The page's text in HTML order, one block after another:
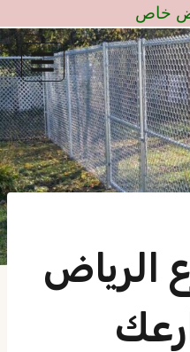
خاص
الرياض